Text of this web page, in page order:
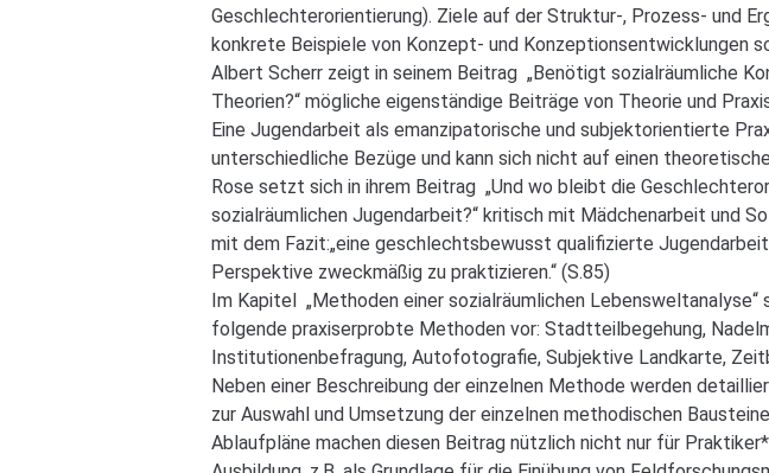
Geschlechterorientierung). Ziele auf der Struktur-, Prozess- und
konkrete Beispiele von Konzept- und Konzeptionsentwicklungen
Albert Scherr zeigt in seinem Beitrag „Benötigt sozialräumliche
Theorien?“ mögliche eigenständige Beiträge von Theorie und
Eine Jugendarbeit als emanzipatorische und subjektorientierte
unterschiedliche Bezüge und kann sich nicht auf einen
Rose setzt sich in ihrem Beitrag „Und wo bleibt die
sozialräumlichen Jugendarbeit?“ kritisch mit Mädchenarbeit und
mit dem Fazit:„eine geschlechtsbewusst qualifizierte
Perspektive zweckmäßig zu praktizieren.“ (S.85)
Im Kapitel „Methoden einer sozialräumlichen
folgende praxiserprobte Methoden vor: Stadtteilbegehung,
Institutionenbefragung, Autofotografie, Subjektive Landkarte,
Neben einer Beschreibung der einzelnen Methode werden
zur Auswahl und Umsetzung der einzelnen methodischen
Ablaufpläne machen diesen Beitrag nützlich nicht nur für